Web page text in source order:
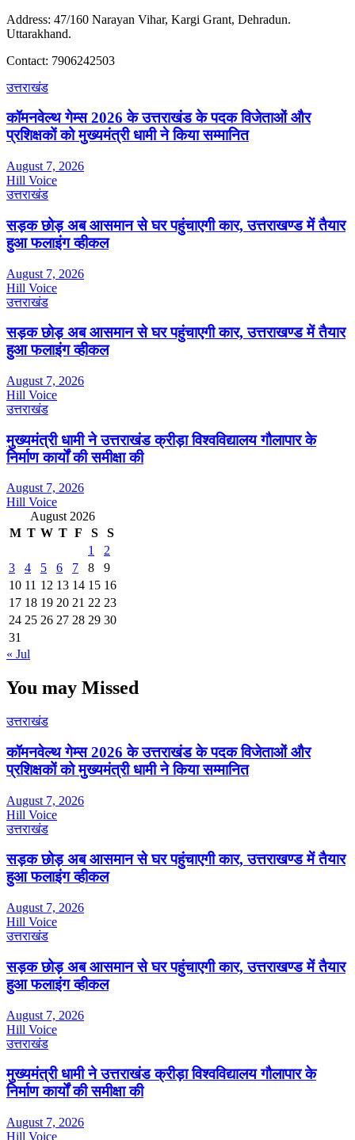
Address: 47/160 Narayan Vihar, Kargi Grant, Dehradun.
Uttarakhand.
Contact: 7906242503
उत्तराखंड
कॉमनवेल्थ गेम्स 2026 के उत्तराखंड के पदक विजेताओं और
प्रशिक्षकों को मुख्यमंत्री धामी ने किया सम्मानित
August 7, 2026
Hill Voice
उत्तराखंड
सड़क छोड़ अब आसमान से घर पहुंचाएगी कार, उत्तराखण्ड में तैयार
हुआ फलाइंग व्हीकल
August 7, 2026
Hill Voice
उत्तराखंड
सड़क छोड़ अब आसमान से घर पहुंचाएगी कार, उत्तराखण्ड में तैयार
हुआ फलाइंग व्हीकल
August 7, 2026
Hill Voice
उत्तराखंड
मुख्यमंत्री धामी ने उत्तराखंड क्रीड़ा विश्वविद्यालय गौलापार के
निर्माण कार्यों की समीक्षा की
August 7, 2026
Hill Voice
August 2026
M T W T F S
S
1
2
3
4 5 6 7 8
9
10 11 12 13 14 15 16
17 18 19 20 21 22 23
24 25 26 27 28 29 30
31
« Jul
You may Missed
उत्तराखंड
कॉमनवेल्थ गेम्स 2026 के उत्तराखंड के पदक विजेताओं और
प्रशिक्षकों को मुख्यमंत्री धामी ने किया सम्मानित
August 7, 2026
Hill Voice
उत्तराखंड
सड़क छोड़ अब आसमान से घर पहुंचाएगी कार, उत्तराखण्ड में तैयार
हुआ फलाइंग व्हीकल
August 7, 2026
Hill Voice
उत्तराखंड
सड़क छोड़ अब आसमान से घर पहुंचाएगी कार, उत्तराखण्ड में तैयार
हुआ फलाइंग व्हीकल
August 7, 2026
Hill Voice
उत्तराखंड
मुख्यमंत्री धामी ने उत्तराखंड क्रीड़ा विश्वविद्यालय गौलापार के
निर्माण कार्यों की समीक्षा की
August 7, 2026
Hill Voice